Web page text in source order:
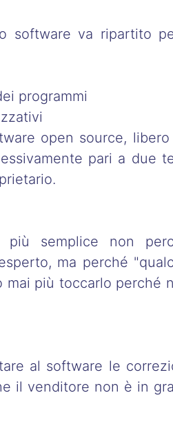
software va ripartito
programmi
open source, libero
pari a due
semplice non
ma perché
più toccarlo perché
al software le
il venditore non è in